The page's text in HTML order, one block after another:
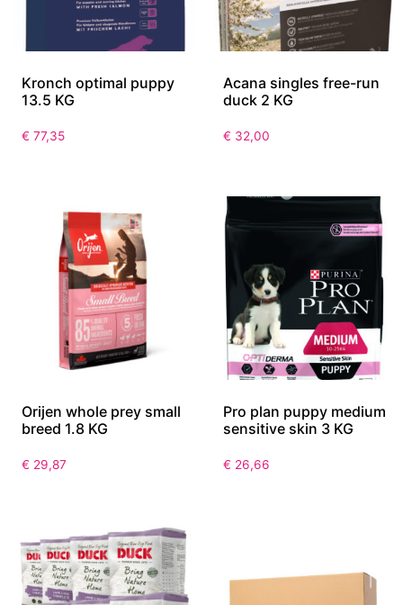
Kronch optimal puppy
13.5 KG
€ 77,35
Acana singles free-run
duck 2 KG
€ 32,00
Orijen whole prey small
breed 1.8 KG
€ 29,87
Pro plan puppy medium
sensitive skin 3 KG
€ 26,66